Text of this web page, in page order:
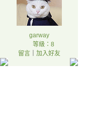
garway
等級：8
留言｜ 加入好友